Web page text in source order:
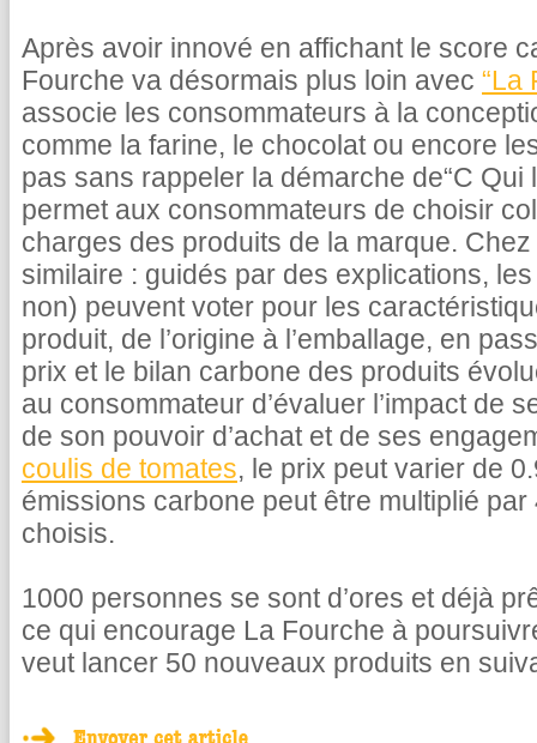
Après avoir innové en affichant le score
Fourche va désormais plus loin avec “La
associe les consommateurs à la
comme la farine, le chocolat ou encore
pas sans rappeler la démarche de“C Qui
permet aux consommateurs de choisir
charges des produits de la marque.
similaire : guidés par des explications,
non) peuvent voter pour les
produit, de l’origine à l’emballage, en
prix et le bilan carbone des produits
au consommateur d’évaluer l’impact de
de son pouvoir d’achat et de ses
coulis de tomates, le prix peut varier de
émissions carbone peut être multiplié
choisis.
1000 personnes se sont d’ores et déjà
ce qui encourage La Fourche à
veut lancer 50 nouveaux produits en